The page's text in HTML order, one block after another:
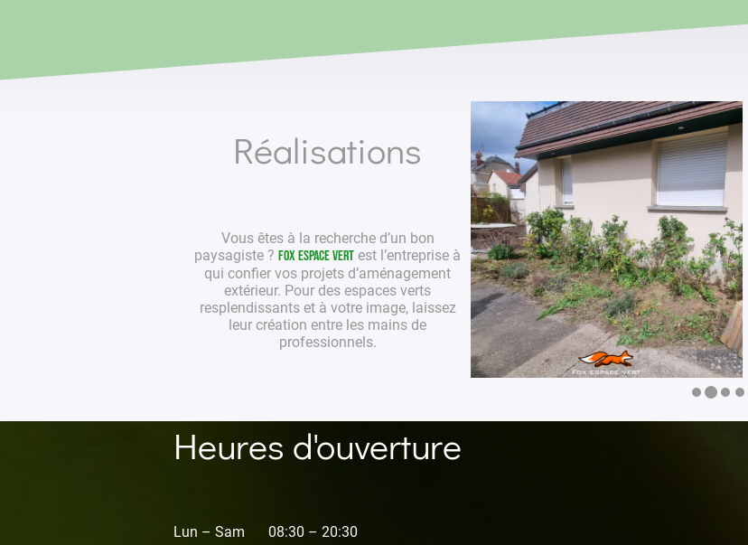
Réalisations
Vous êtes à la recherche d’un bon
paysagiste ?Fox Espace Vert est l’entreprise à
qui confier vos projets d’aménagement
extérieur. Pour desespaces verts
resplendissants et à votre image, laissez
leur création entre les mains de
professionnels.
Heures d'ouverture
Lun – Sam 08:30 – 20:30